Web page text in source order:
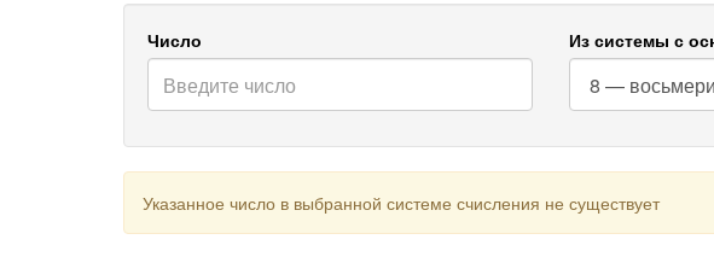
Число Из системы с
Указанное число в выбранной системе счисления не существует